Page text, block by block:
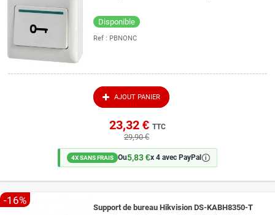
Disponible
Ref : PBNONC
AJOUT PANIER
23,32 € TTC
29,90 €
4X SANS FRAIS Ou5,83 €x 4 avec PayPal 🛈
-16%
Support de bureau Hikvision DS-KABH8350-T